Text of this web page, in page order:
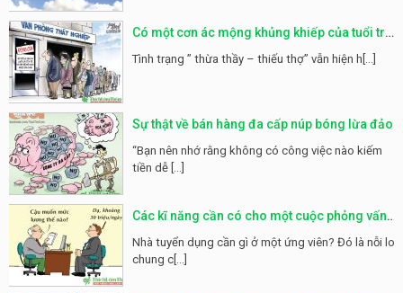
Có một cơn ác mộng khủng khiếp của tuổi trẻ
mang tên THẤT NGHIỆP
Tình trạng ” thừa thầy – thiếu thợ” vẫn hiện h[...]
Sự thật về bán hàng đa cấp núp bóng lừa đảo
“Bạn nên nhớ rằng không có công việc nào kiếm
tiền dễ [...]
Các kĩ năng cần có cho một cuộc phỏng vấn
hoàn hảo
Nhà tuyển dụng cần gì ở một ứng viên? Đó là nỗi lo
chung c[...]